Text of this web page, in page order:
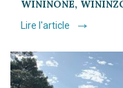
WININONE,
Lire l'article